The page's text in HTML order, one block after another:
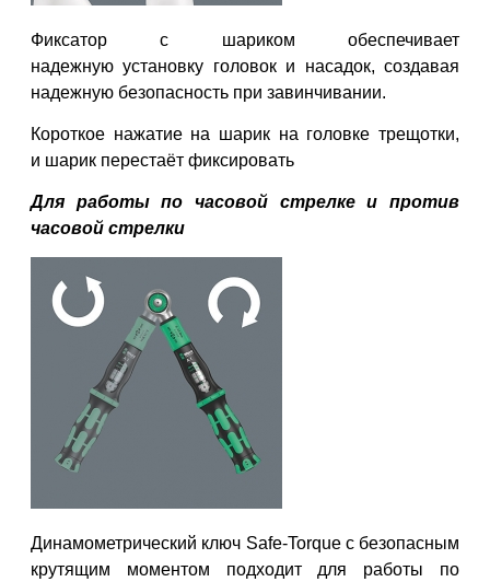
Фиксатор с шариком обеспечивает
надежнуюустановку головок и насадок, создавая
надежную безопасность при завинчивании.
Короткое нажатие на шарик на головке трещотки,
и шарик перестаёт фиксировать
Для работы по часовой стрелке и против
часовой стрелки
Динамометрический ключ Safe-Torque с безопасным
крутящим моментом подходит для работы по